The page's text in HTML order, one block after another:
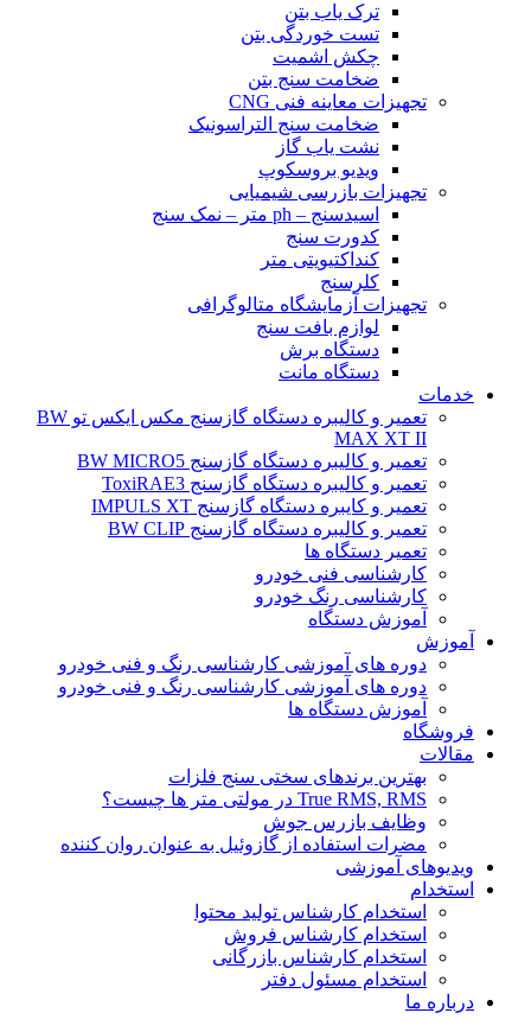
ترک یاب بتن
تست خوردگی بتن
چکش اشمیت
ضخامت سنج بتن
تجهیزات معاینه فنی CNG
ضخامت سنج التراسونیک
نشت یاب گاز
ویدیو بروسکوپ
تجهیزات بازرسی شیمیایی
اسیدسنج – ph متر – نمک سنج
کدورت سنج
کنداکتیویتی متر
کلرسنج
تجهیزات آزمایشگاه متالوگرافی
لوازم بافت سنج
دستگاه برش
دستگاه مانت
خدمات
تعمیر و کالیبره دستگاه گازسنج مکس ایکس تو BW
MAX XT II
تعمیر و کالیبره دستگاه گازسنج BW MICRO5
تعمیر و کالیبره دستگاه گازسنج ToxiRAE3
تعمیر و کایبره دستگاه گازسنج IMPULS XT
تعمیر و کالیبره دستگاه گازسنج BW CLIP
تعمیر دستگاه ها
کارشناسی فنی خودرو
کارشناسی رنگ خودرو
آموزش دستگاه
آموزش
دوره های آموزشی کارشناسی رنگ و فنی خودرو
دوره های آموزشی کارشناسی رنگ و فنی خودرو
آموزش دستگاه ها
فروشگاه
مقالات
بهترین برندهای سختی سنج فلزات
True RMS, RMS در مولتی متر ها چیست؟
وظایف بازرس جوش
مضرات استفاده از گازوئیل به عنوان روان کننده
ویدیوهای آموزشی
استخدام
استخدام کارشناس تولید محتوا
استخدام کارشناس فروش
استخدام کارشناس بازرگانی
استخدام مسئول دفتر
درباره ما